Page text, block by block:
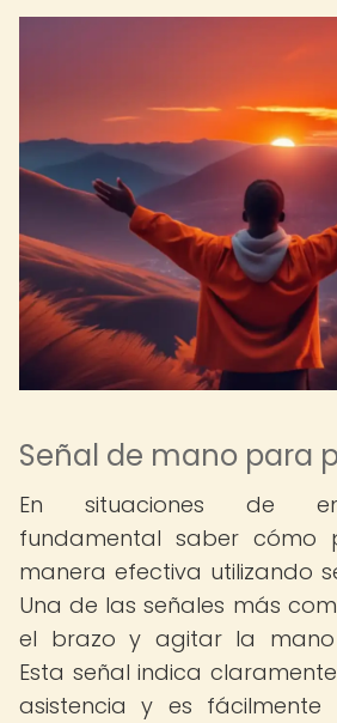
Señal de mano para
En situaciones de
fundamental saber cómo
manera efectiva utilizando
Una de las señales más
el brazo y agitar la mano
Esta señal indica
asistencia y es fácilmente